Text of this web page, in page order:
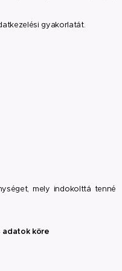
gyakorlatát.
mely indokolttá tenné
adatok köre